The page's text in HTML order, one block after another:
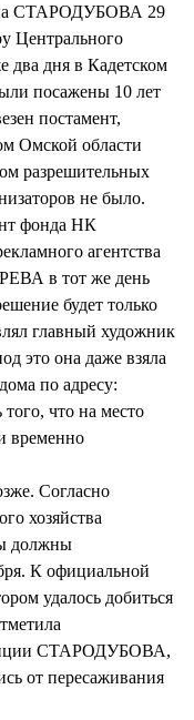
СТАРОДУБОВА 29
Центрального
два дня в Кадетском
посажены 10 лет
постамент,
Омской области
разрешительных
не было.
фонда НК
агентства
в тот же день
будет только
главный художник
это она даже взяла
по адресу:
что на место
временно
Согласно
хозяйства
должны
К официальной
удалось добиться
СТАРОДУБОВА,
от пересаживания